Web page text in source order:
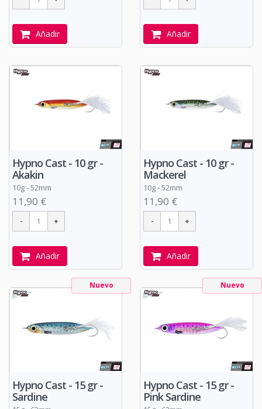
Añadir Añadir
Hypno Cast - 10 gr -
Akakin
10g - 52mm
11,90 €
Añadir
Hypno Cast - 10 gr -
Mackerel
10g - 52mm
11,90 €
Añadir
Nuevo
Hypno Cast - 15 gr -
Sardine
Nuevo
Hypno Cast - 15 gr -
Pink Sardine